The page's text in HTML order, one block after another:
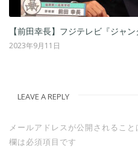
フジテレビ『ジャンクSPORTS』
LEAVE A REPLY
メールアドレスが公開されること
欄は必須項目です